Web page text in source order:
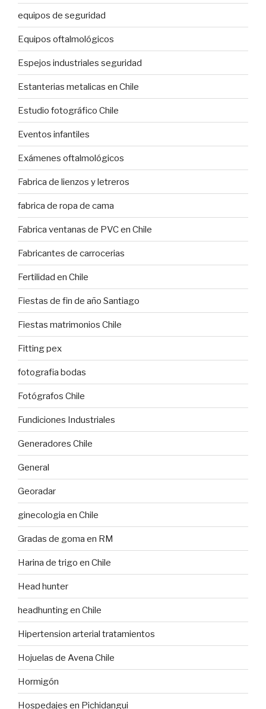
equipos de seguridad
Equipos oftalmológicos
Espejos industriales seguridad
Estanterias metalicas en Chile
Estudio fotográfico Chile
Eventos infantiles
Exámenes oftalmológicos
Fabrica de lienzos y letreros
fabrica de ropa de cama
Fabrica ventanas de PVC en Chile
Fabricantes de carrocerias
Fertilidad en Chile
Fiestas de fin de año Santiago
Fiestas matrimonios Chile
Fitting pex
fotografia bodas
Fotógrafos Chile
Fundiciones Industriales
Generadores Chile
General
Georadar
ginecologia en Chile
Gradas de goma en RM
Harina de trigo en Chile
Head hunter
headhunting en Chile
Hipertension arterial tratamientos
Hojuelas de Avena Chile
Hormigón
Hospedajes en Pichidangui